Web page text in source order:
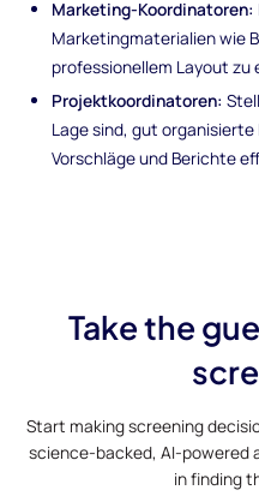
Marketing-Koordinatoren:
Marketingmaterialien wie
professionellem Layout zu
Projektkoordinatoren:
Lage sind, gut
Vorschläge und Berichte
Take the
Start making screening
science-backed, AI-powered
in finding